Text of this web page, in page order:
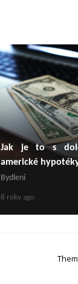
Jak je to s
americké
Bydlení
8 roky ago